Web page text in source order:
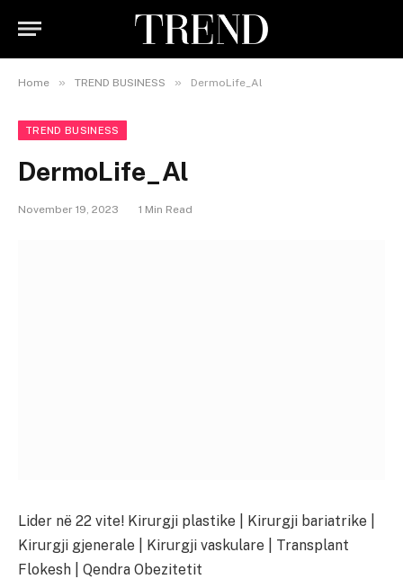
Home » TREND BUSINESS » DermoLife_Al
TREND BUSINESS
DermoLife_Al
November 19, 2023 1 Min Read
Lider në 22 vite! Kirurgji plastike | Kirurgji bariatrike |
Kirurgji gjenerale | Kirurgji vaskulare | Transplant
Flokesh | Qendra Obezitetit